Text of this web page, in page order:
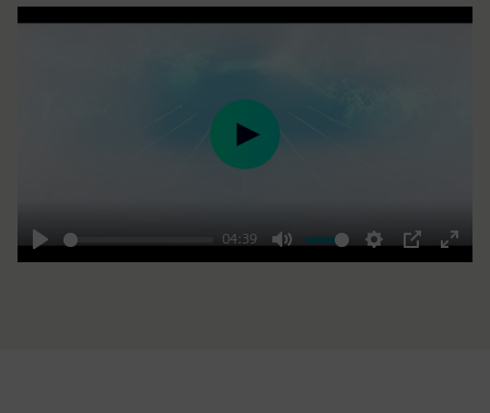
Play
04:39
Mute Settings
PIP
Enter
Play